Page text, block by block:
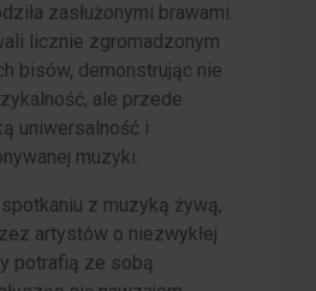
zasłużonymi brawami.
licznie zgromadzonym
bisów, demonstrując nie
ale przede
uniwersalność i
muzyki.
z muzyką żywą,
artystów o niezwykłej
potrafią ze sobą